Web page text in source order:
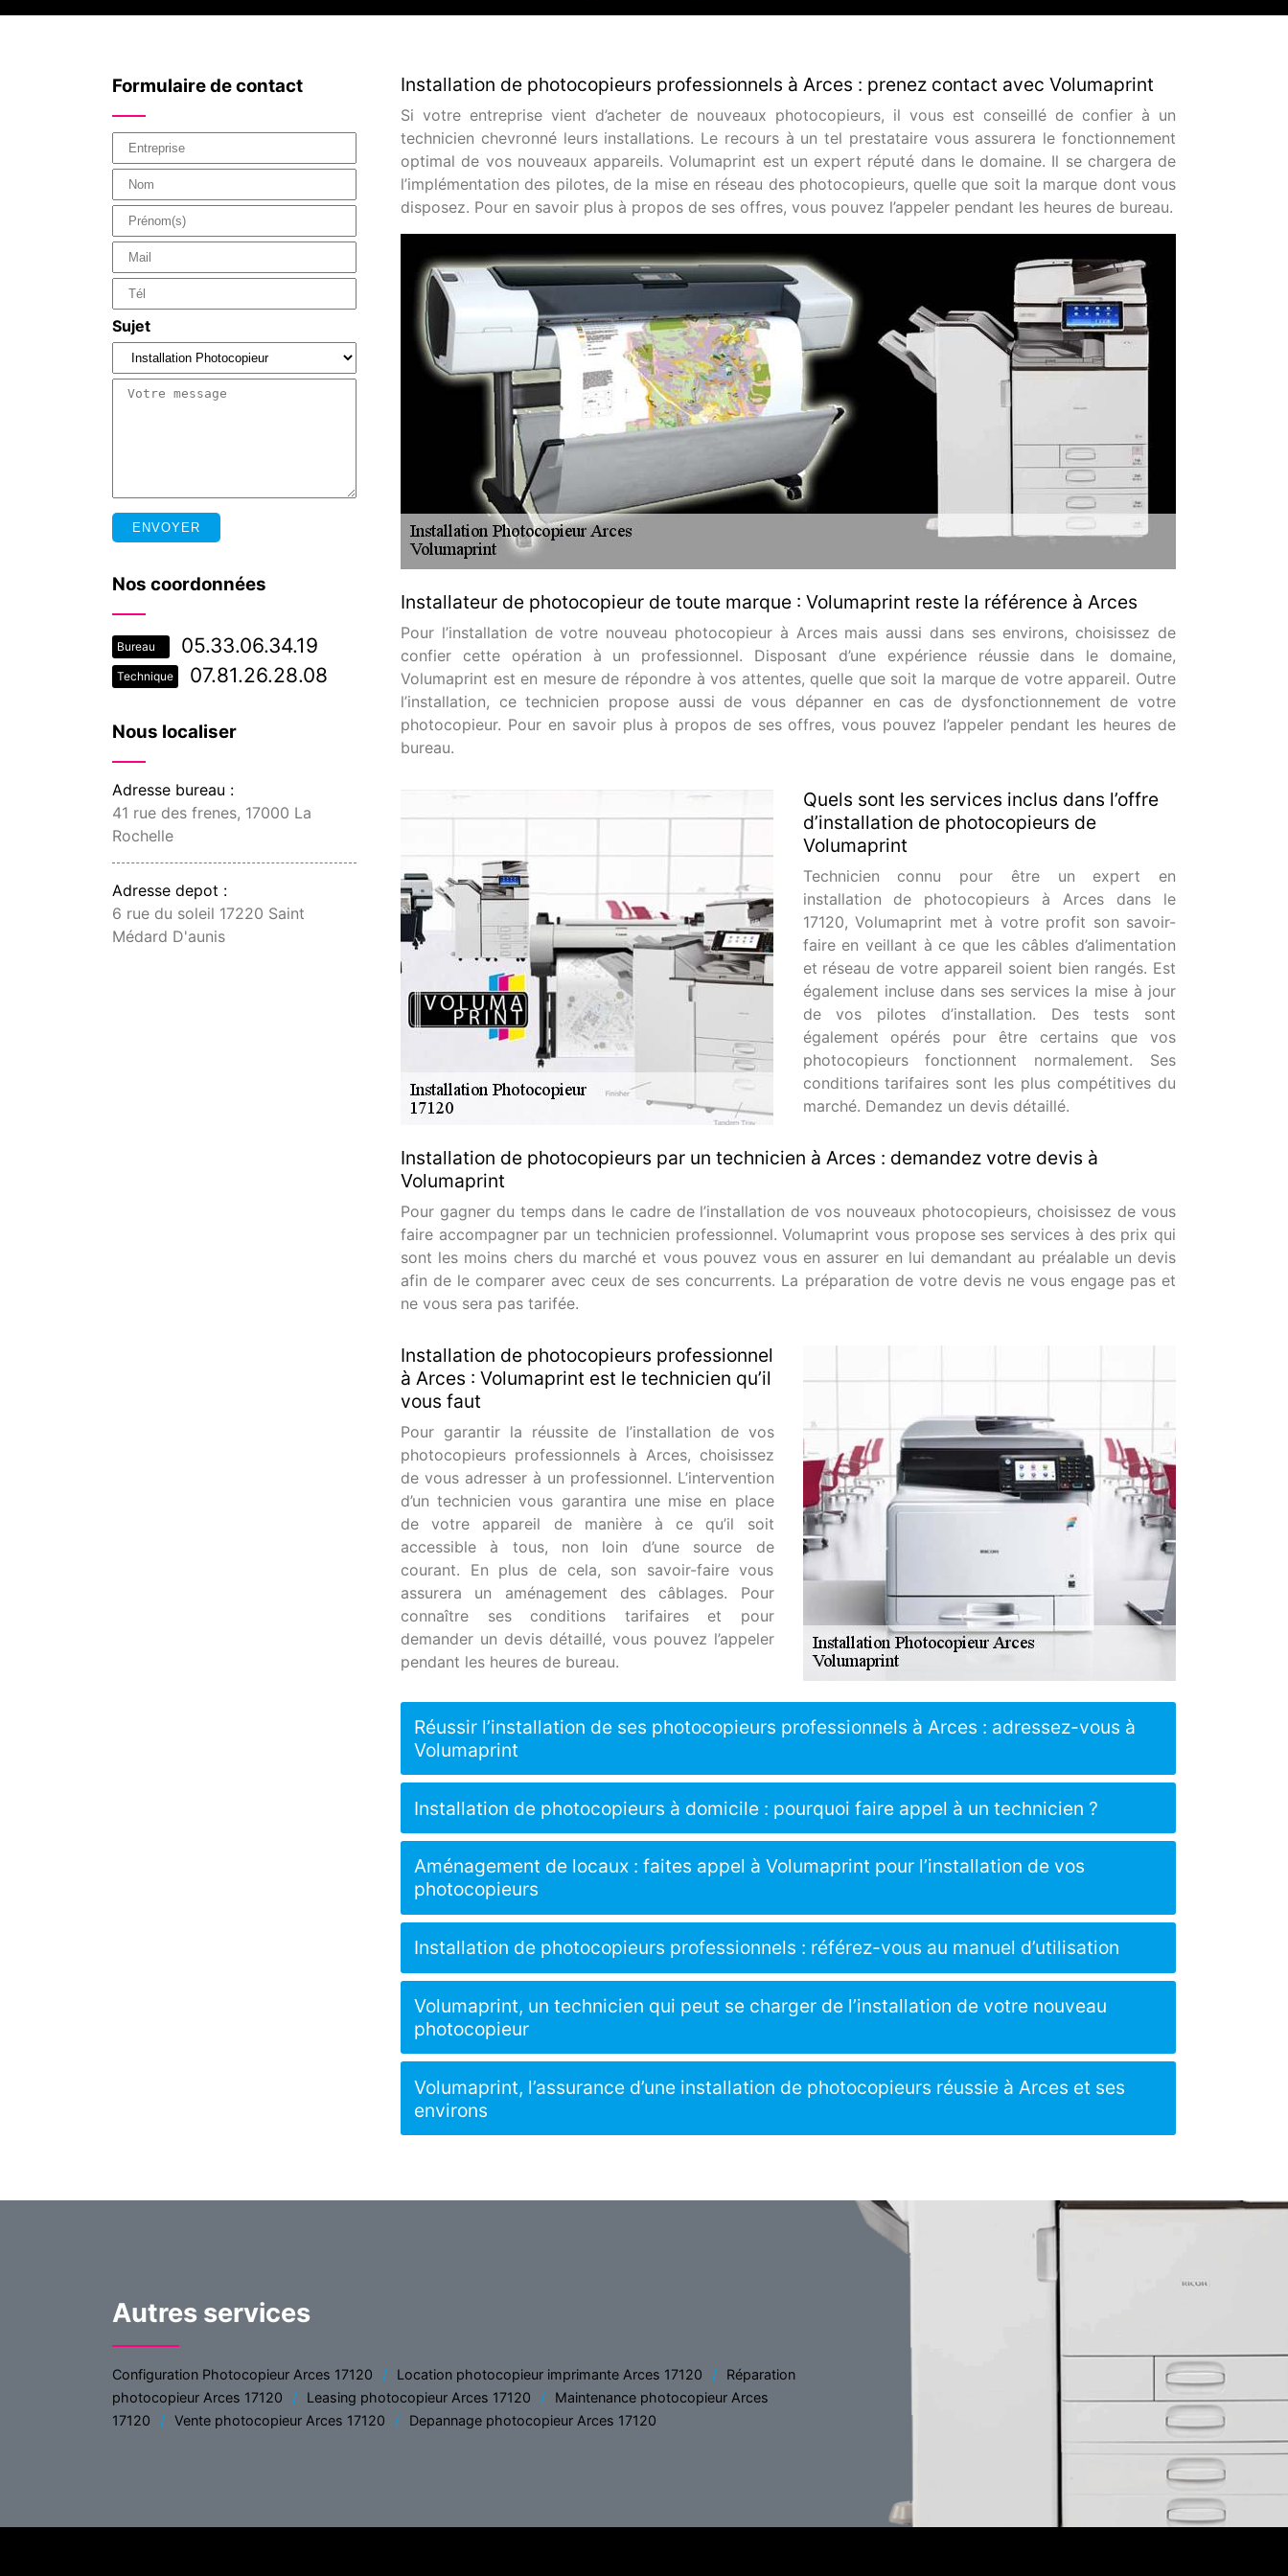
Formulaire de contact
Sujet
Nos coordonnées
Bureau 05.33.06.34.19
Technique 07.81.26.28.08
Nous localiser
Adresse bureau :
41 rue des frenes, 17000 La
Rochelle
Adresse depot :
6 rue du soleil 17220 Saint
Médard D'aunis
Installation de photocopieurs professionnels à Arces : prenez contact avec Volumaprint
Si votre entreprise vient d’acheter de nouveaux photocopieurs, il vous est conseillé de confier à un
technicien chevronné leurs installations. Le recours à un tel prestataire vous assurera le fonctionnement
optimal de vos nouveaux appareils. Volumaprint est un expert réputé dans le domaine. Il se chargera de
l’implémentation des pilotes, de la mise en réseau des photocopieurs, quelle que soit la marque dont vous
disposez. Pour en savoir plus à propos de ses offres, vous pouvez l’appeler pendant les heures de bureau.
Installateur de photocopieur de toute marque : Volumaprint reste la référence à Arces
Pour l’installation de votre nouveau photocopieur à Arces mais aussi dans ses environs, choisissez de
confier cette opération à un professionnel. Disposant d’une expérience réussie dans le domaine,
Volumaprint est en mesure de répondre à vos attentes, quelle que soit la marque de votre appareil. Outre
l’installation, ce technicien propose aussi de vous dépanner en cas de dysfonctionnement de votre
photocopieur. Pour en savoir plus à propos de ses offres, vous pouvez l’appeler pendant les heures de
bureau.
Quels sont les services inclus dans l’offre
d’installation de photocopieurs de
Volumaprint
Technicien connu pour être un expert en
installation de photocopieurs à Arces dans le
17120, Volumaprint met à votre profit son savoir-
faire en veillant à ce que les câbles d’alimentation
et réseau de votre appareil soient bien rangés. Est
également incluse dans ses services la mise à jour
de vos pilotes d’installation. Des tests sont
également opérés pour être certains que vos
photocopieurs fonctionnent normalement. Ses
conditions tarifaires sont les plus compétitives du
marché. Demandez un devis détaillé.
Installation de photocopieurs par un technicien à Arces : demandez votre devis à
Volumaprint
Pour gagner du temps dans le cadre de l’installation de vos nouveaux photocopieurs, choisissez de vous
faire accompagner par un technicien professionnel. Volumaprint vous propose ses services à des prix qui
sont les moins chers du marché et vous pouvez vous en assurer en lui demandant au préalable un devis
afin de le comparer avec ceux de ses concurrents. La préparation de votre devis ne vous engage pas et
ne vous sera pas tarifée.
Installation de photocopieurs professionnel
à Arces : Volumaprint est le technicien qu’il
vous faut
Pour garantir la réussite de l’installation de vos
photocopieurs professionnels à Arces, choisissez
de vous adresser à un professionnel. L’intervention
d’un technicien vous garantira une mise en place
de votre appareil de manière à ce qu’il soit
accessible à tous, non loin d’une source de
courant. En plus de cela, son savoir-faire vous
assurera un aménagement des câblages. Pour
connaître ses conditions tarifaires et pour
demander un devis détaillé, vous pouvez l’appeler
pendant les heures de bureau.
Réussir l’installation de ses photocopieurs professionnels à Arces : adressez-vous à
Volumaprint
Installation de photocopieurs à domicile : pourquoi faire appel à un technicien ?
Aménagement de locaux : faites appel à Volumaprint pour l’installation de vos
photocopieurs
Installation de photocopieurs professionnels : référez-vous au manuel d’utilisation
Volumaprint, un technicien qui peut se charger de l’installation de votre nouveau
photocopieur
Volumaprint, l’assurance d’une installation de photocopieurs réussie à Arces et ses
environs
Autres services
Configuration Photocopieur Arces 17120 Location photocopieur imprimante Arces 17120
Réparation
photocopieur Arces 17120
Leasing photocopieur Arces 17120
Maintenance photocopieur Arces
17120
Vente photocopieur Arces 17120 Depannage photocopieur Arces 17120